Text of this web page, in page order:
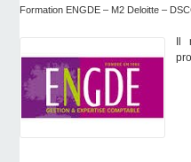
Formation ENGDE – M2 Deloitte –
Il